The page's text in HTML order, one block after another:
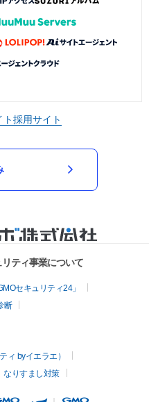
採用サイト
ティ事業について
セキュリティ24」
断
ィ byイエラエ）
なりすまし対策